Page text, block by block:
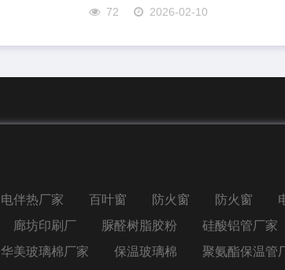
72 2026-02-10
电伴热厂家 百叶窗 防火窗 防火窗
廊坊印刷厂 脲醛树脂胶粉 硅酸铝管厂家
华美玻璃棉厂家 保温玻璃棉 聚氨酯保温管